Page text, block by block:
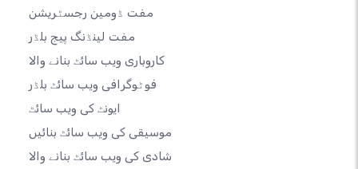
مفت ڈومین رجسٹریشن
مفت لینڈنگ پیج بلڈر
کاروباری ویب سائٹ بنانے والا
فوٹوگرافی ویب سائٹ بلڈر
ایونٹ کی ویب سائٹ
موسیقی کی ویب سائٹ بنائیں
شادی کی ویب سائٹ بنانے والا